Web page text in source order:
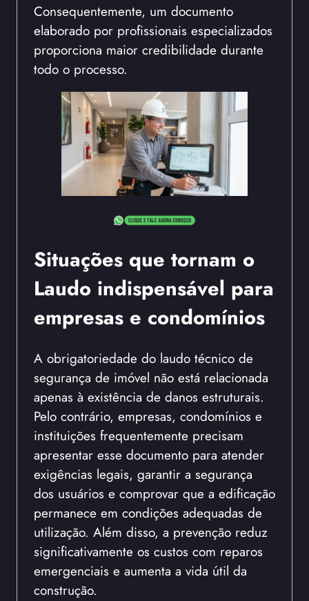
Consequentemente, um documento
elaborado por profissionais especializados
proporciona maior credibilidade durante
todo o processo.
Situações que tornam o
Laudo indispensável para
empresas e condomínios
A obrigatoriedade do laudo técnico de
segurança de imóvel não está relacionada
apenas à existência de danos estruturais.
Pelo contrário, empresas, condomínios e
instituições frequentemente precisam
apresentar esse documento para atender
exigências legais, garantir a segurança
dos usuários e comprovar que a edificação
permanece em condições adequadas de
utilização. Além disso, a prevenção reduz
significativamente os custos com reparos
emergenciais e aumenta a vida útil da
construção.